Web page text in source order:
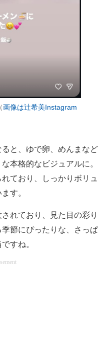
画像は辻希美Instagram
と、ゆで卵、めんまなど
本格的なビジュアルに。
ており、しっかりボリュ
す。
れており、見た目の彩り
節にぴったりな、さっぱ
すね。